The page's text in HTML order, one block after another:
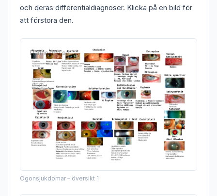
och deras differentialdiagnoser. Klicka på en bild för
att förstora den.
Ögonsjukdomar – översikt 1